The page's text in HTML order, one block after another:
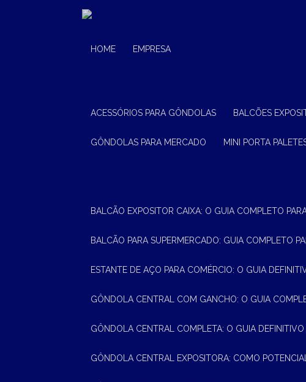
HOME EMPRESA
ACESSÓRIOS PARA GÔNDOLAS BALCÕES
GÔNDOLAS PARA MERCADO MINI PORTA
BALCÃO EXPOSITOR CAIXA: O GUIA COMPLETO
BALCÃO PARA SUPERMERCADO: GUIA COMPLETO
ESTANTE DE AÇO PARA COMÉRCIO: O GUIA
GÔNDOLA CENTRAL COM GANCHO: O GUIA
GÔNDOLA CENTRAL COMPLETA: O GUIA
GÔNDOLA CENTRAL EXPOSITORA: COMO